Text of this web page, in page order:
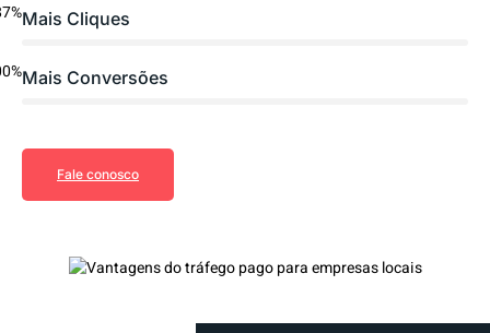
Mais Cliques
Mais Conversões
Fale conosco